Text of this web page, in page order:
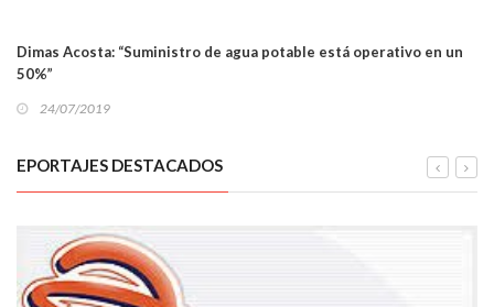
Dimas Acosta: “Suministro de agua potable está operativo en un
50%”
24/07/2019
EPORTAJES DESTACADOS